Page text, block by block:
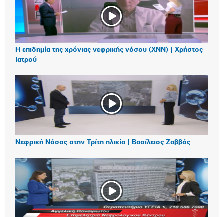
Η επιδημία της χρόνιας νεφρικής νόσου (ΧΝΝ) | Χρήστος
Ιατρού
Νεφρική Νόσος στην Τρίτη ηλικία | Βασίλειος Ζαββός